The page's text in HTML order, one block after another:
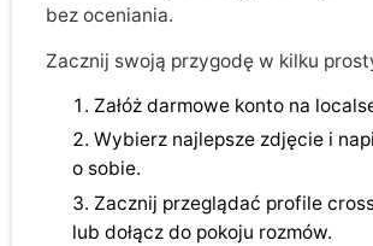
bez oceniania.
Zacznij swoją przygodę w kilku
Załóż darmowe konto na
Wybierz najlepsze zdjęcie i
o sobie.
Zacznij przeglądać profile
lub dołącz do pokoju rozmów.